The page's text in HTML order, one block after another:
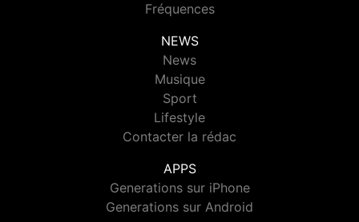
Fréquences
NEWS
News
Musique
Sport
Lifestyle
Contacter la rédac
APPS
Generations sur iPhone
Generations sur Android